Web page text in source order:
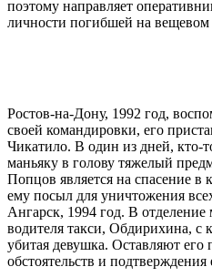
поэтому направляет
личности погибшей на
Ростов-на-Дону, 1992 год,
своей командировки, его
Чикатило. В один из дней, кто-
маньяку в голову тяжелый
Попцов является на спасение в
ему посыл для уничтожения
Ангарск, 1994 год. В
водителя такси, Обдирихина, с
убитая девушка. Оставляют его
обстоятельств и подтверждения